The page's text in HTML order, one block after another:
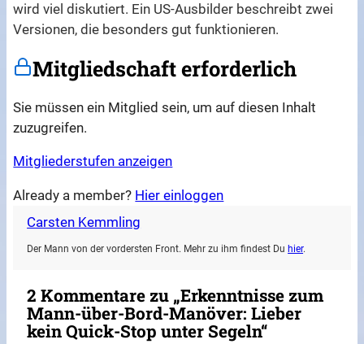
wird viel diskutiert. Ein US-Ausbilder beschreibt zwei
Versionen, die besonders gut funktionieren.
Mitgliedschaft erforderlich
Sie müssen ein Mitglied sein, um auf diesen Inhalt
zuzugreifen.
Mitgliederstufen anzeigen
Already a member? Hier einloggen
Carsten Kemmling
Der Mann von der vordersten Front. Mehr zu ihm findest Du hier.
2 Kommentare zu „Erkenntnisse zum
Mann-über-Bord-Manöver: Lieber
kein Quick-Stop unter Segeln“